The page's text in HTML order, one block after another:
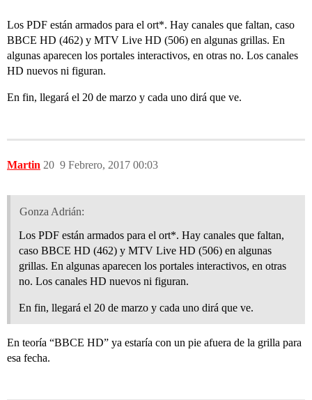
Los PDF están armados para el ort*. Hay canales que faltan, caso
BBCE HD (462) y MTV Live HD (506) en algunas grillas. En
algunas aparecen los portales interactivos, en otras no. Los canales
HD nuevos ni figuran.
En fin, llegará el 20 de marzo y cada uno dirá que ve.
Martin 9 Febrero, 2017 00:03
20
Gonza Adrián:
Los PDF están armados para el ort*. Hay canales que faltan,
caso BBCE HD (462) y MTV Live HD (506) en algunas
grillas. En algunas aparecen los portales interactivos, en otras
no. Los canales HD nuevos ni figuran.
En fin, llegará el 20 de marzo y cada uno dirá que ve.
En teoría “BBCE HD” ya estaría con un pie afuera de la grilla para
esa fecha.